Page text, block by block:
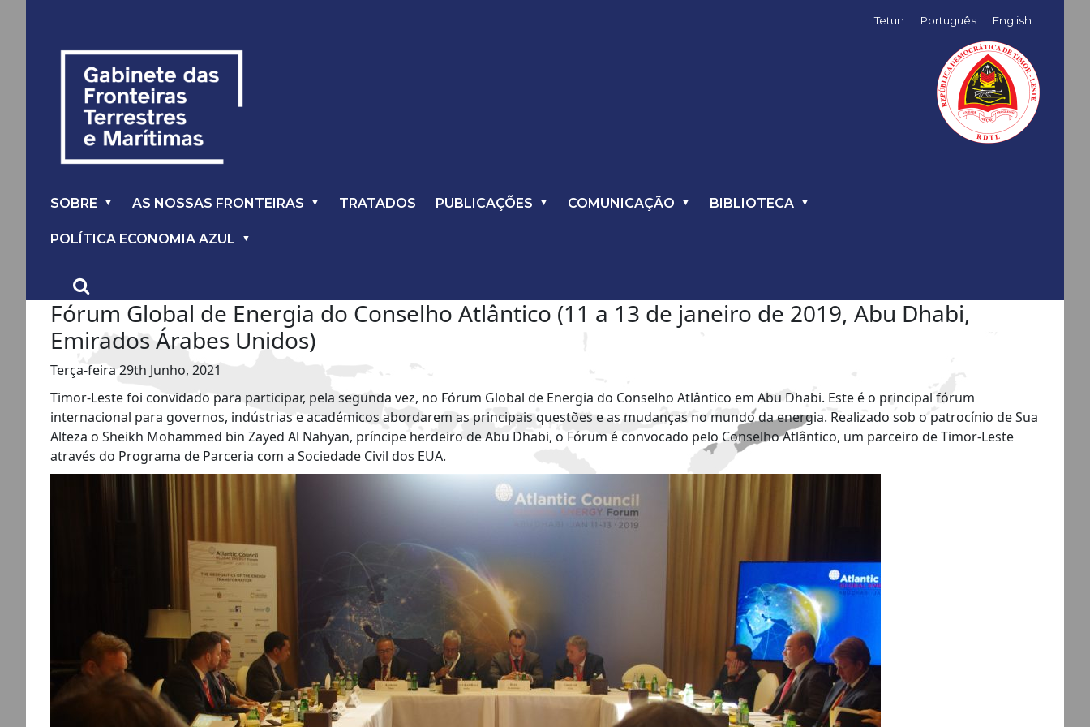
English
Português
Tetun
SOBRE AS NOSSAS FRONTEIRAS TRATADOS PUBLICAÇÕES COMUNICAÇÃO BIBLIOTECA
POLÍTICA ECONOMIA AZUL
Fórum Global de Energia do Conselho Atlântico (11 a 13 de janeiro de 2019, Abu Dhabi,
Emirados Árabes Unidos)
Terça-feira 29th Junho, 2021
Timor-Leste foi convidado para participar, pela segunda vez, no Fórum Global de Energia do Conselho Atlântico em Abu Dhabi. Este é o principal fórum
internacional para governos, indústrias e académicos abordarem as principais questões e as mudanças no mundo da energia. Realizado sob o patrocínio de Sua
Alteza o Sheikh Mohammed bin Zayed Al Nahyan, príncipe herdeiro de Abu Dhabi, o Fórum é convocado pelo Conselho Atlântico, um parceiro de Timor-Leste
através do Programa de Parceria com a Sociedade Civil dos EUA.